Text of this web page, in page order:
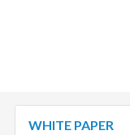
WHITE PAPER